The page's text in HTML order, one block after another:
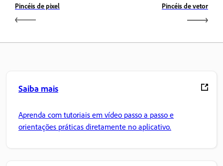
Pincéis de pixel Pincéis de vetor
Saiba mais
Aprenda com tutoriais em vídeo passo a passo e
orientações práticas diretamente no aplicativo.